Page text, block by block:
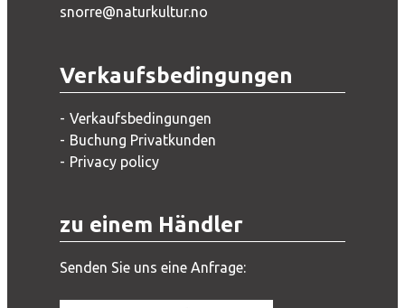
snorre@naturkultur.no
Verkaufsbedingungen
Verkaufsbedingungen
Buchung Privatkunden
Privacy policy
zu einem Händler
Senden Sie uns eine Anfrage: